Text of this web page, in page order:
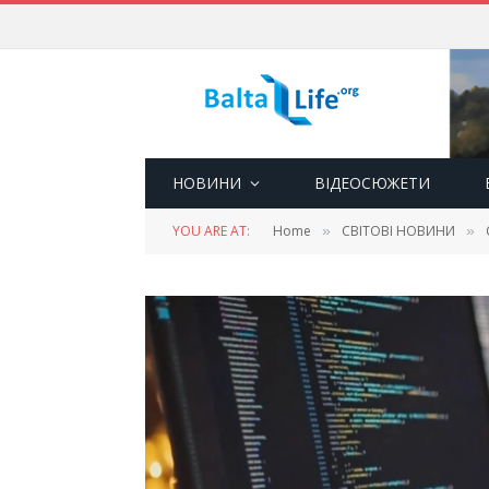
НОВИНИ ВІДЕОСЮЖЕТИ
YOU ARE AT: Home » СВІТОВІ НОВИНИ »